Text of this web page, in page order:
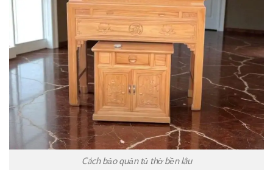
Cách bảo quản tủ thờ bền lâu